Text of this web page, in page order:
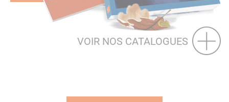
VOIR NOS CATALOGUES